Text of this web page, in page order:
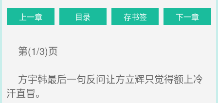
上一章 目录 存书签 下一章
第(1/3)页
方宇韩最后一句反问让方立辉只觉得额上冷
汗直冒。